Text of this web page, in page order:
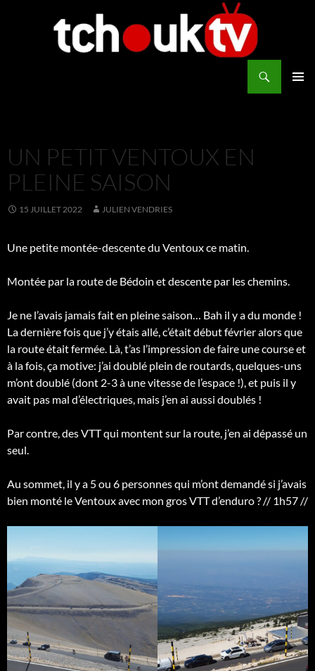
UN PETIT VENTOUX EN
PLEINE SAISON
15 JUILLET 2022 JULIEN VENDRIES
Une petite montée-descente du Ventoux ce matin.
Montée par la route de Bédoin et descente par les chemins.
Je ne l’avais jamais fait en pleine saison… Bah il y a du monde !
La dernière fois que j’y étais allé, c’était début février alors que
la route était fermée. Là, t’as l’impression de faire une course et
à la fois, ça motive: j’ai doublé plein de routards, quelques-uns
m’ont doublé (dont 2-3 à une vitesse de l’espace !), et puis il y
avait pas mal d’électriques, mais j’en ai aussi doublés !
Par contre, des VTT qui montent sur la route, j’en ai dépassé un
seul.
Au sommet, il y a 5 ou 6 personnes qui m’ont demandé si j’avais
bien monté le Ventoux avec mon gros VTT d’enduro ? // 1h57 //